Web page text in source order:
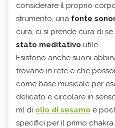
considerare il proprio
strumento, una fonte
cura, ci si prende cura di
stato meditativo utile.
Esistono anche suoni
trovano in rete e che
come base musicale per
delicato e circolare in
ml di olio di sesamo e
specifici per il primo chakra.